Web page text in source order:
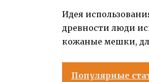
Идея
древности люди
кожаные мешки,
Популярные